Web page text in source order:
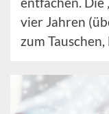
vier Jahren
zum Tauschen,